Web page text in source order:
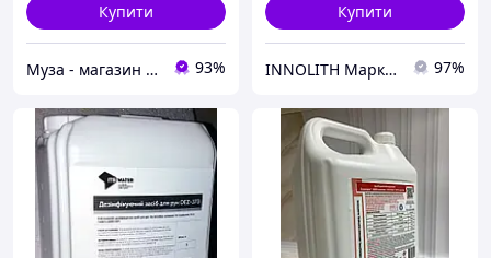
Купити
Муза - магазин косметики 93%
Купити
INNOLITH Маркет 97%